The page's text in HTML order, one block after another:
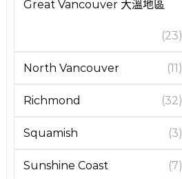
Great Vancouver 大溫地區
(23)
North Vancouver (11)
Richmond (32)
Squamish (3)
Sunshine Coast (7)